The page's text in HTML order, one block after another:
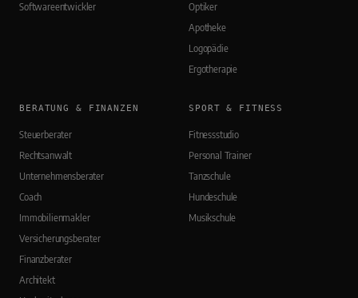
Softwareentwickler
Optiker
Apotheke
Logopädie
Ergotherapie
BERATUNG & FINANZEN
Steuerberater
Rechtsanwalt
Unternehmensberater
Coach
Immobilienmakler
Versicherungsberater
Finanzberater
Architekt
SPORT & FITNESS
Fitnessstudio
Personal Trainer
Tanzschule
Hundeschule
Musikschule